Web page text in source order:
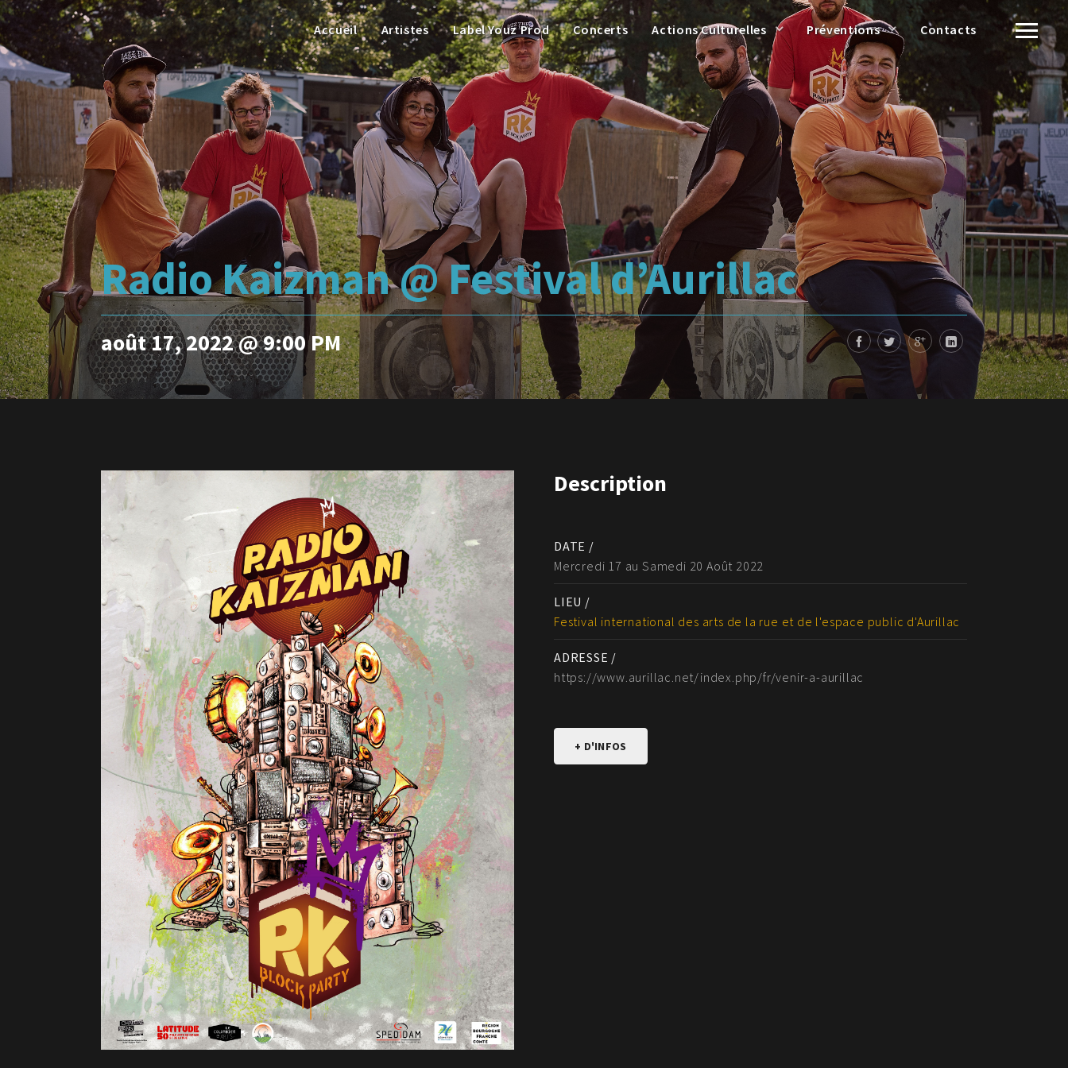
Accueil Artistes Label Youz Prod Concerts Actions Culturelles Préventions Contacts
Radio Kaizman @ Festival d’Aurillac
août 17, 2022 @ 9:00 PM
Description
DATE /
Mercredi 17 au Samedi 20 Août 2022
LIEU /
Festival international des arts de la rue et de l'espace public d'Aurillac
ADRESSE /
https://www.aurillac.net/index.php/fr/venir-a-aurillac
+ D'INFOS